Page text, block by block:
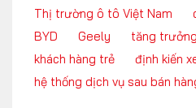
Thị trường ô tô Việt Nam
BYD
Geely
tăng
khách hàng trẻ
định kiến
hệ thống dịch vụ sau bán